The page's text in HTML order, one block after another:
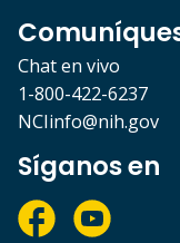
Chat en vivo
1-800-422-6237
NCIinfo@nih.gov
Síganos en